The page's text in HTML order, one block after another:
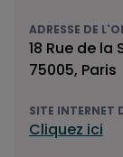
ADRESSE DE
18 Rue de la
75005, Paris
SITE INTERNET
Cliquez ici